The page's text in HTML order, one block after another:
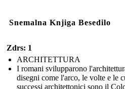
Snemalna Knjiga Besedilo
Zdrs: 1
ARCHITETTURA
I romani svilupparono
disegni come l'arco, le volte e le
successi architettonici sono il